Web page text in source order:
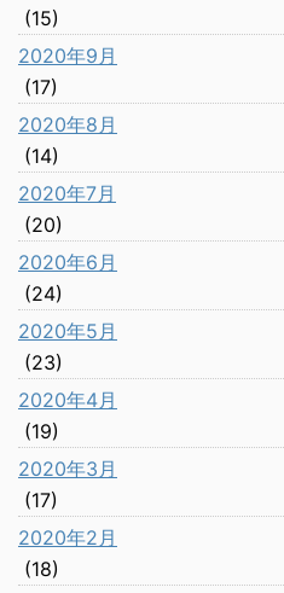
(15)
2020年9月
(17)
2020年8月
(14)
2020年7月
(20)
2020年6月
(24)
2020年5月
(23)
2020年4月
(19)
2020年3月
(17)
2020年2月
(18)